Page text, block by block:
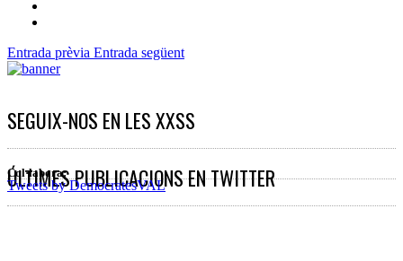
Entrada prèvia Entrada següent
SEGUIX-NOS EN LES XXSS
ÚLTIMES PUBLICACIONS EN TWITTER
Tweets by DemocratesVAL
Col·labora: